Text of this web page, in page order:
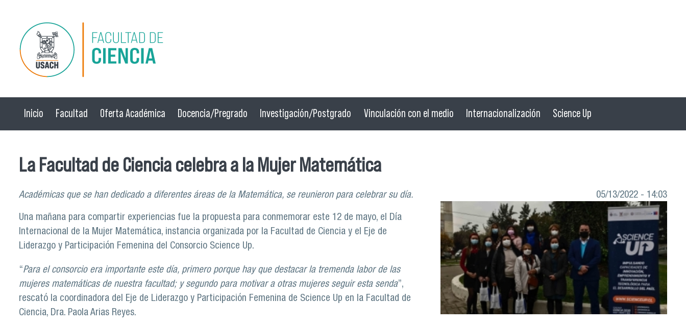
Pasar al contenido principal
Inicio Facultad Oferta Académica Docencia/Pregrado Investigación/Postgrado Vinculación con el medio Internacionalización Science Up
La Facultad de Ciencia celebra a la Mujer Matemática
Académicas que se han dedicado a diferentes áreas de la Matemática, se reunieron para celebrar su día.
Una mañana para compartir experiencias fue la propuesta para conmemorar este 12 de mayo, el Día
Internacional de la Mujer Matemática, instancia organizada por la Facultad de Ciencia y el Eje de
Liderazgo y Participación Femenina del Consorcio Science Up.
“Para el consorcio era importante este día, primero porque hay que destacar la tremenda labor de las
mujeres matemáticas de nuestra facultad; y segundo para motivar a otras mujeres seguir esta senda”,
rescató la coordinadora del Eje de Liderazgo y Participación Femenina de Science Up en la Facultad de
Ciencia, Dra. Paola Arias Reyes.
05/13/2022 - 14:03